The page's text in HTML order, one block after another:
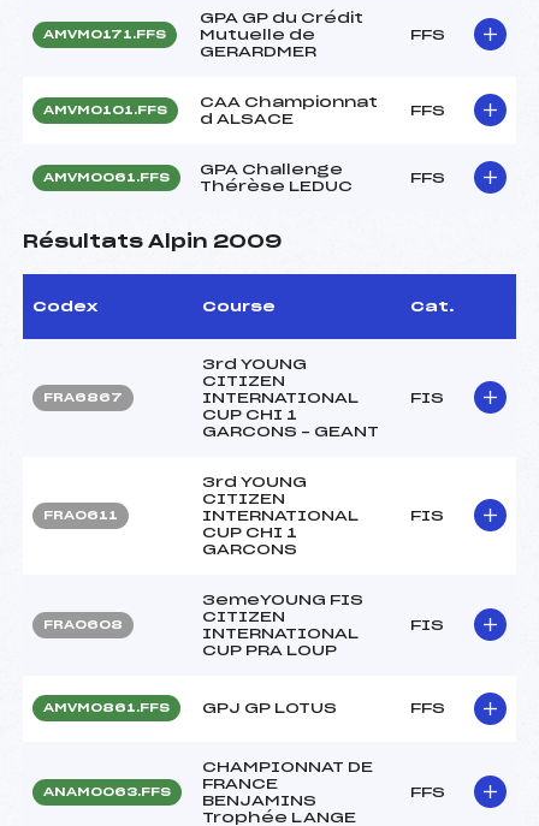
AMVM0171.FFS
GPA GP du Crédit
Mutuelle de
GERARDMER
FFS
AMVM0101.FFS
CAA Championnat
d ALSACE
FFS
AMVM0061.FFS
GPA Challenge
Thérèse LEDUC
FFS
Résultats Alpin 2009
Codex Course Cat.
FRA6867
3rd YOUNG
CITIZEN
INTERNATIONAL
CUP CHI 1
GARCONS – GEANT
FIS
FRA0611
3rd YOUNG
CITIZEN
INTERNATIONAL
CUP CHI 1
GARCONS
FIS
FRA0608
3emeYOUNG FIS
CITIZEN
INTERNATIONAL
CUP PRA LOUP
FIS
AMVM0861.FFS GPJ GP LOTUS FFS
ANAM0063.FFS
CHAMPIONNAT DE
FRANCE
BENJAMINS
Trophée LANGE
FFS